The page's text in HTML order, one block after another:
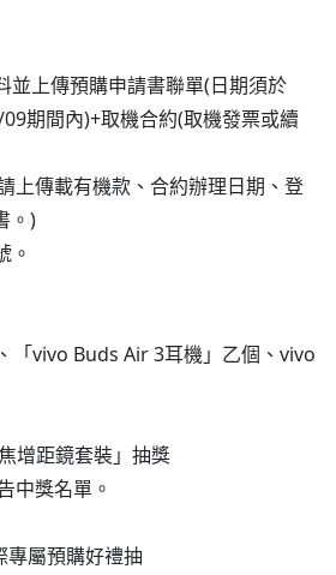
並上傳預購申請書聯單(日期須於
期間內)+取機合約(取機發票或續
上傳載有機款、合約辦理日期、登
。)
。
「vivo Buds Air 3耳機」乙個、vivo
增距鏡套裝」抽獎
中獎名單。
屬預購好禮抽